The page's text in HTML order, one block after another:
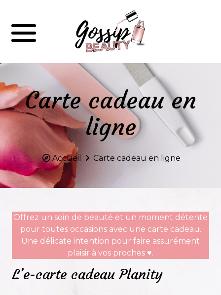
Carte cadeau en
ligne
Accueil Carte cadeau en ligne
Offrez un soin de beauté et un moment détente
pour toutes occasions avec une carte cadeau.
Une délicate intention pour faire assurément
plaisir à vos proches ♥.
L’e-carte cadeau Planity